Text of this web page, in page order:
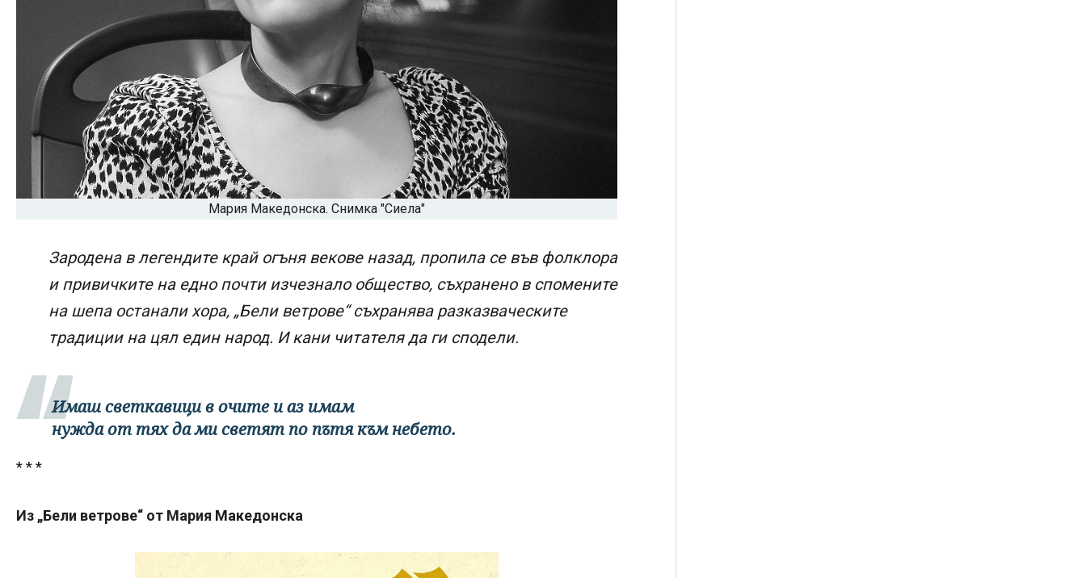
Мария Македонска. Снимка "Сиела"
Зародена в легендите край огъня векове назад, пропила се във фолклора
и привичките на едно почти изчезнало общество, съхранено в спомените
на шепа останали хора, „Бели ветрове“ съхранява разказваческите
традиции на цял един народ. И кани читателя да ги сподели.
Имаш светкавици в очите и аз имам
нужда от тях да ми светят по пътя към небето.
* * *
Из „Бели ветрове“ от Мария Македонска